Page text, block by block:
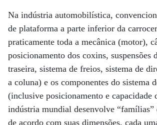
Na indústria automobilística,
de plataforma a parte inferior da
praticamente toda a mecânica (motor),
posicionamento dos coxins, suspensões
traseira, sistema de freios, sistema de
a coluna) e os componentes do sistema
(inclusive posicionamento e capacidade
indústria mundial desenvolve “famílias”
de acordo com suas dimensões, cada